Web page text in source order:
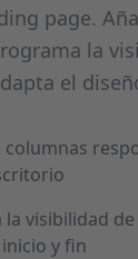
page.
la
el
visibilidad
y fin